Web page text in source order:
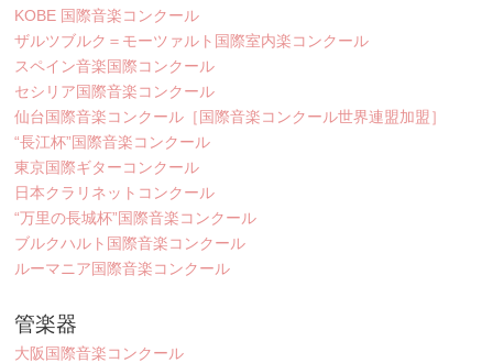
KOBE 国際音楽コンクール
ザルツブルク＝モーツァルト国際室内楽コンクール
スペイン音楽国際コンクール
セシリア国際音楽コンクール
仙台国際音楽コンクール［国際音楽コンクール世界連盟加盟］
“長江杯”国際音楽コンクール
東京国際ギターコンクール
日本クラリネットコンクール
“万里の長城杯”国際音楽コンクール
ブルクハルト国際音楽コンクール
ルーマニア国際音楽コンクール
管楽器
大阪国際音楽コンクール